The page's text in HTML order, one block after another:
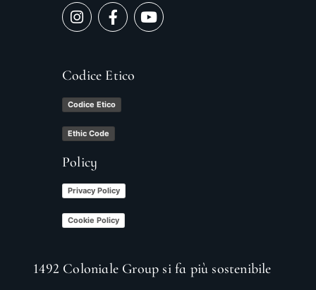
Codice Etico
Codice Etico
Ethic Code
Policy
Privacy Policy
Cookie Policy
1492 Coloniale Group si fa più sostenibile